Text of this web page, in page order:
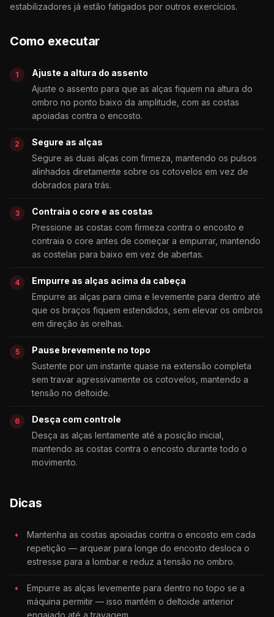
estabilizadores já estão fatigados por outros exercícios.
Como executar
Ajuste a altura do assento
Ajuste o assento para que as alças fiquem na altura do
ombro no ponto baixo da amplitude, com as costas
apoiadas contra o encosto.
Segure as alças
Segure as duas alças com firmeza, mantendo os pulsos
alinhados diretamente sobre os cotovelos em vez de
dobrados para trás.
Contraia o core e as costas
Pressione as costas com firmeza contra o encosto e
contraia o core antes de começar a empurrar, mantendo
as costelas para baixo em vez de abertas.
Empurre as alças acima da cabeça
Empurre as alças para cima e levemente para dentro até
que os braços fiquem estendidos, sem elevar os ombros
em direção às orelhas.
Pause brevemente no topo
Sustente por um instante quase na extensão completa
sem travar agressivamente os cotovelos, mantendo a
tensão no deltoide.
Desça com controle
Desça as alças lentamente até a posição inicial,
mantendo as costas contra o encosto durante todo o
movimento.
Dicas
Mantenha as costas apoiadas contra o encosto em cada
repetição — arquear para longe do encosto desloca o
estresse para a lombar e reduz a tensão no ombro.
Empurre as alças levemente para dentro no topo se a
máquina permitir — isso mantém o deltoide anterior
engajado até a travagem.